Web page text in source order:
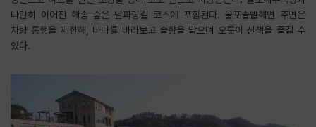
나란히 이어진 해송 숲은 남파랑길 코스에 포함된다. 율포솔밭해변 주변은
차량 통행을 제한해, 바다를 바라보고 솔향을 맡으며 오롯이 산책을 즐길 수
있다.